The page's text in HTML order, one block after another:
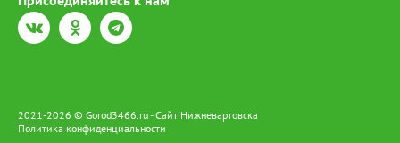
2021-2026 © Gorod3466.ru - Сайт Нижневартовска
Политика конфиденциальности